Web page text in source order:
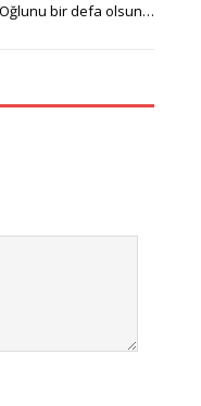
bir defa olsun…